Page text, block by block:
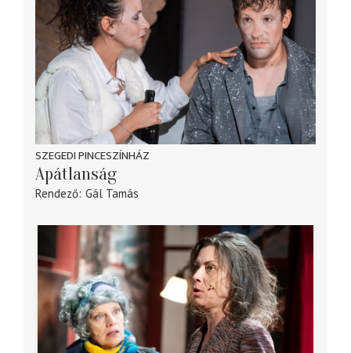
SZEGEDI PINCESZÍNHÁZ
Apátlanság
Rendező Gál Tamás